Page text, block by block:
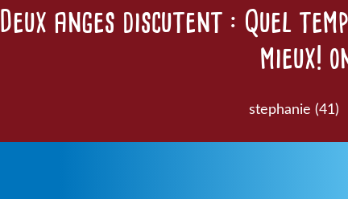
Deux anges discutent : Quel
mieux!
stephanie (41)